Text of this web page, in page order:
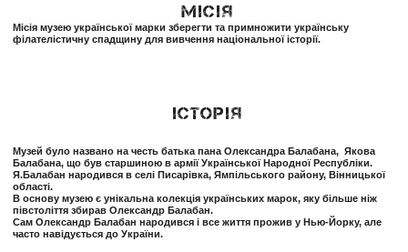
МІСІЯ
Місія музею української марки зберегти та примножити українську
філателістичну спадщину для вивчення національної історії.
Історія
Музей було названо на честь батька пана Олександра Балабана, Якова
Балабана, що був старшиною в армії Української Народної Республіки.
Я.Балабан народився в селі Писарівка, Ямпільського району, Вінницької
області.
В основу музею є унікальна колекція українських марок, яку більше ніж
півстоліття збирав Олександр Балабан.
Сам Олександр Балабан народився і все життя прожив у Нью-Йорку, але
часто навідується до України.